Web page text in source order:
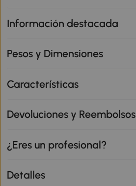
Información destacada
Pesos y Dimensiones
Características
Devoluciones y Reembolsos
¿Eres un profesional?
Detalles